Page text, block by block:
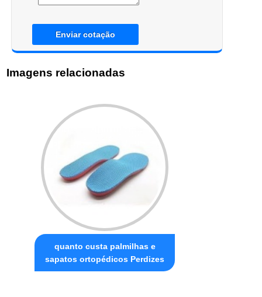
Enviar cotação
Imagens relacionadas
quanto custa palmilhas e
sapatos ortopédicos Perdizes